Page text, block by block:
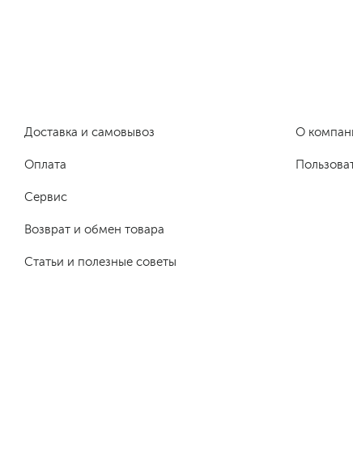
Доставка и самовывоз
Оплата
Сервис
Возврат и обмен товара
Статьи и полезные советы
О